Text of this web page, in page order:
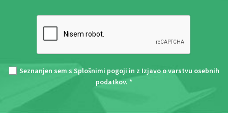
Seznanjen sem s Splošnimi pogoji in z Izjavo o varstvu osebnih
podatkov. *